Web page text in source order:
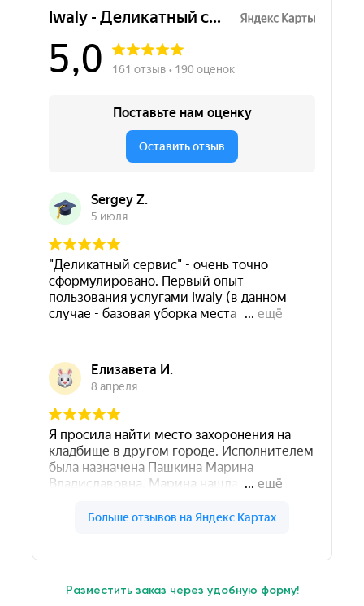
Разместить заказ через удобную форму!